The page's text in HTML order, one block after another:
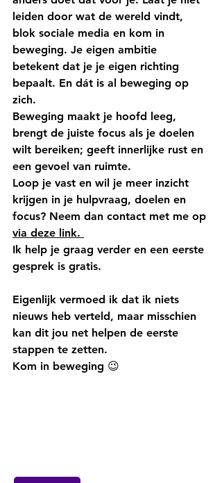
leiden door wat de wereld vindt,
blok sociale media en kom in
beweging. Je eigen ambitie
betekent dat je je eigen richting
bepaalt. En dát is al beweging op
zich.
Beweging maakt je hoofd leeg,
brengt de juiste focus als je doelen
wilt bereiken; geeft innerlijke rust en
een gevoel van ruimte.
Loop je vast en wil je meer inzicht
krijgen in je hulpvraag, doelen en
focus? Neem dan contact met me op
via deze link.
Ik help je graag verder en een eerste
gesprek is gratis.
Eigenlijk vermoed ik dat ik niets
nieuws heb verteld, maar misschien
kan dit jou net helpen de eerste
stappen te zetten.
Kom in beweging 😉